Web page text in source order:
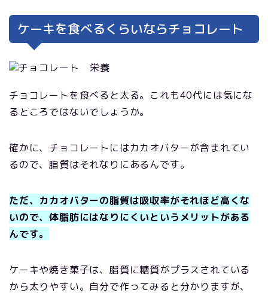
ケーキを食べるくらいならチョコレート
チョコレートを食べると太る。これも40代には気にな
るところではないでしょうか。
確かに、チョコレートにはカカオバターが含まれてい
るので、脂質はそれなりにあるんです。
ただ、カカオバターの脂質は吸収率がそれほど高くな
いので、体脂肪にはなりにくいというメリットがある
んです。
ケーキや焼き菓子は、脂質に糖質がプラスされている
から太りやすい。自分で作ってみると分かりますが、